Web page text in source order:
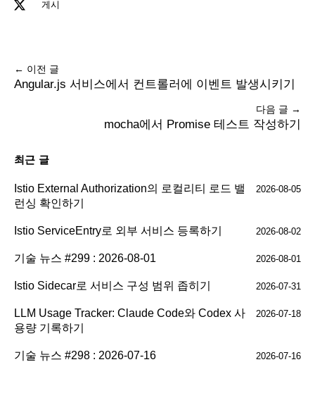
게시
← 이전 글
Angular.js 서비스에서 컨트롤러에 이벤트 발생시키기
다음 글 →
mocha에서 Promise 테스트 작성하기
최근 글
Istio External Authorization의 로컬리티 로드 밸
런싱 확인하기
2026-08-05
Istio ServiceEntry로 외부 서비스 등록하기 2026-08-02
기술 뉴스 #299 : 2026-08-01 2026-08-01
Istio Sidecar로 서비스 구성 범위 좁히기 2026-07-31
LLM Usage Tracker: Claude Code와 Codex 사
용량 기록하기
2026-07-18
기술 뉴스 #298 : 2026-07-16 2026-07-16